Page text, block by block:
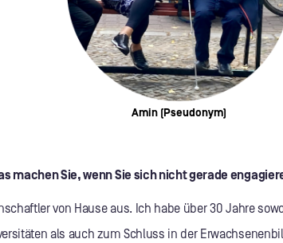
Amin (Pseudonym)
machen Sie, wenn Sie sich nicht gerade
von Hause aus. Ich habe über 30 Jahre
als auch zum Schluss in der